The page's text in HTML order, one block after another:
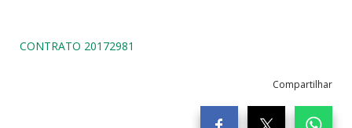
CONTRATO 20172981
Compartilhar